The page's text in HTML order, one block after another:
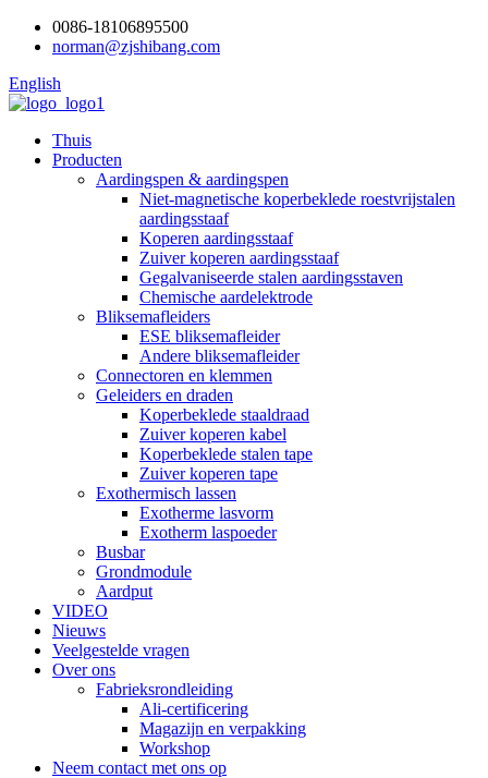
0086-18106895500
norman@zjshibang.com
English
Thuis
Producten
Aardingspen & aardingspen
Niet-magnetische koperbeklede roestvrijstalen
aardingsstaaf
Koperen aardingsstaaf
Zuiver koperen aardingsstaaf
Gegalvaniseerde stalen aardingsstaven
Chemische aardelektrode
Bliksemafleiders
ESE bliksemafleider
Andere bliksemafleider
Connectoren en klemmen
Geleiders en draden
Koperbeklede staaldraad
Zuiver koperen kabel
Koperbeklede stalen tape
Zuiver koperen tape
Exothermisch lassen
Exotherme lasvorm
Exotherm laspoeder
Busbar
Grondmodule
Aardput
VIDEO
Nieuws
Veelgestelde vragen
Over ons
Fabrieksrondleiding
Ali-certificering
Magazijn en verpakking
Workshop
Neem contact met ons op